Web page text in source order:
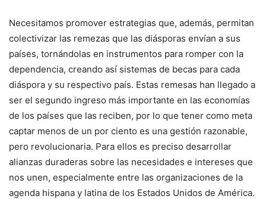
Necesitamos promover estrategias que, además, permitan
colectivizar las remezas que las diásporas envían a sus
países, tornándolas en instrumentos para romper con la
dependencia, creando así sistemas de becas para cada
diáspora y su respectivo país. Estas remesas han llegado a
ser el segundo ingreso más importante en las economías
de los países que las reciben, por lo que tener como meta
captar menos de un por ciento es una gestión razonable,
pero revolucionaria. Para ellos es preciso desarrollar
alianzas duraderas sobre las necesidades e intereses que
nos unen, especialmente entre las organizaciones de la
agenda hispana y latina de los Estados Unidos de América.